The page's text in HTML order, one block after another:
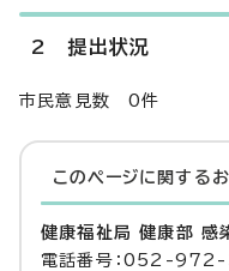
2 提出状況
市民意見数 0件
このページに関する
健康福祉局 健康部 感
電話番号：052-